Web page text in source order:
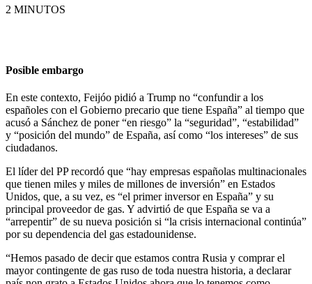
2 MINUTOS
Posible embargo
En este contexto, Feijóo pidió a Trump no “confundir a los
españoles con el Gobierno precario que tiene España” al tiempo que
acusó a Sánchez de poner “en riesgo” la “seguridad”, “estabilidad”
y “posición del mundo” de España, así como “los intereses” de sus
ciudadanos.
El líder del PP recordó que “hay empresas españolas multinacionales
que tienen miles y miles de millones de inversión” en Estados
Unidos, que, a su vez, es “el primer inversor en España” y su
principal proveedor de gas. Y advirtió de que España se va a
“arrepentir” de su nueva posición si “la crisis internacional continúa”
por su dependencia del gas estadounidense.
“Hemos pasado de decir que estamos contra Rusia y comprar el
mayor contingente de gas ruso de toda nuestra historia, a declarar